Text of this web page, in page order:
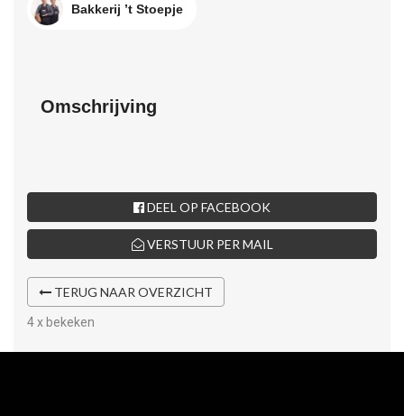
Bakkerij ’t Stoepje
Omschrijving
DEEL OP FACEBOOK
VERSTUUR PER MAIL
TERUG NAAR OVERZICHT
4 x bekeken